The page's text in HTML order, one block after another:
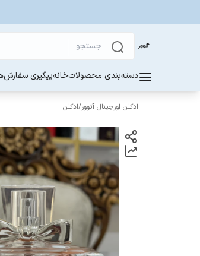
دسته‌بندی محصولاتخانهپیگیری سفارش
ادکلن اورجینال آتوور/ادکلن